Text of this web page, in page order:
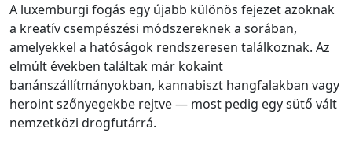
A luxemburgi fogás egy újabb különös fejezet azoknak
a kreatív csempészési módszereknek a sorában,
amelyekkel a hatóságok rendszeresen találkoznak. Az
elmúlt években találtak már kokaint
banánszállítmányokban, kannabiszt hangfalakban vagy
heroint szőnyegekbe rejtve — most pedig egy sütő vált
nemzetközi drogfutárrá.